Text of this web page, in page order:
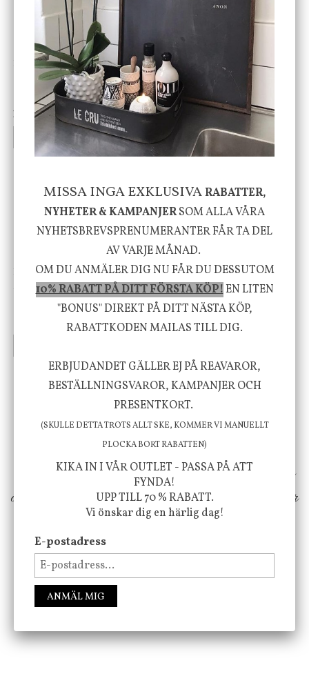
DBKD
Cloudy kruka mini, vit
199 kr
INFO KÖP
Star Trading
Bordslampa Mushroom
vit, Utomhus
499 kr
INFO KÖP
House Doctor
Skål, Hands marmor
795 kr
-20%
Nicolas Vahé
Serveringsfat, Ostron,
Stengods
415 kr
Vi vill förmedla känsla, upplevelse och
välbefinnande för dig och ditt hem! Med
inspiration från naturen och dess färgpalett
erbjuder vi omsorgsfullt utvalda produkter som
ökar trivsel i ditt hem och ger det lilla extra för
att öka ditt välmående!
FÖLJ OSS PÅ INSTAGRAM @JBHOME
MISSA INGA EXKLUSIVARABATTER,
NYHETER & KAMPANJERSOM ALLA VÅRA
NYHETSBREVSPRENUMERANTER FÅR TA DEL
AV VARJE MÅNAD.
OM DU ANMÄLER DIG NU FÅR DU DESSUTOM
10% RABATT PÅ DITT FÖRSTA KÖP!EN LITEN
"BONUS" DIREKT PÅ DITT NÄSTA KÖP,
RABATTKODEN MAILAS TILL DIG.
ERBJUDANDET GÄLLER EJ PÅ REAVAROR,
BESTÄLLNINGSVAROR, KAMPANJER OCH
PRESENTKORT.
(SKULLE DETTA TROTS ALLT SKE, KOMMER VI MANUELLT
PLOCKA BORT RABATTEN)
KIKA IN I VÅR OUTLET - PASSA PÅ ATT
FYNDA!
UPP TILL 70 % RABATT.
Vi önskar dig en härlig dag!
E-postadress
ANMÄL MIG